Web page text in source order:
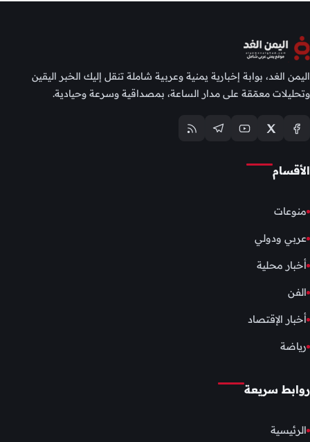
اليمن الغد، بوابة إخبارية يمنية وعربية شاملة تنقل إليك الخبر اليقين
وتحليلات معمّقة على مدار الساعة، بمصداقية وسرعة وحيادية.
الأقسام
منوعات
عربي ودولي
أخبار محلية
الفن
أخبار الإقتصاد
رياضة
روابط سريعة
الرئيسية